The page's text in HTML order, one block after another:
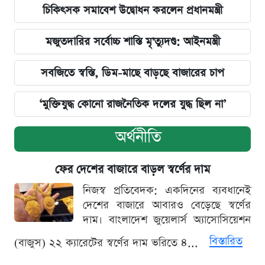
চিকিৎসক সমাবেশ উদ্বোধন করলেন প্রধানমন্ত্রী
মজুতদারির সর্বোচ্চ শাস্তি মৃ'ত্যুদণ্ড: আইনমন্ত্রী
সবজিতে স্বস্তি, ডিম-মাছে বাড়ছে বাজারের চাপ
‘মুক্তিযুদ্ধ কোনো রাজনৈতিক দলের যুদ্ধ ছিল না’
অর্থনীতি
ফের দেশের বাজারে বাড়ল স্বর্ণের দাম
নিজস্ব প্রতিবেদক: একদিনের ব্যবধানেই
দেশের বাজারে আবারও বেড়েছে স্বর্ণের
দাম। বাংলাদেশ জুয়েলার্স অ্যাসোসিয়েশন
(বাজুস) ২২ ক্যারেটের স্বর্ণের দাম ভরিতে ৪...
বিস্তারিত